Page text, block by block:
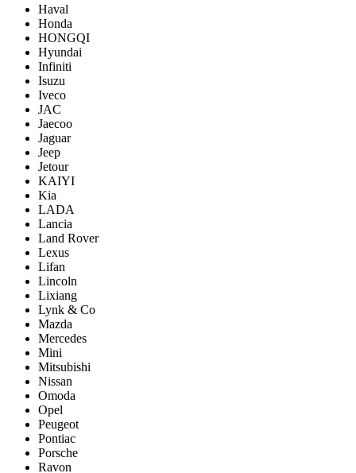
Haval
Honda
HONGQI
Hyundai
Infiniti
Isuzu
Iveco
JAC
Jaecoo
Jaguar
Jeep
Jetour
KAIYI
Kia
LADA
Lancia
Land Rover
Lexus
Lifan
Lincoln
Lixiang
Lynk & Co
Mazda
Mercedes
Mini
Mitsubishi
Nissan
Omoda
Opel
Peugeot
Pontiac
Porsсhe
Ravon